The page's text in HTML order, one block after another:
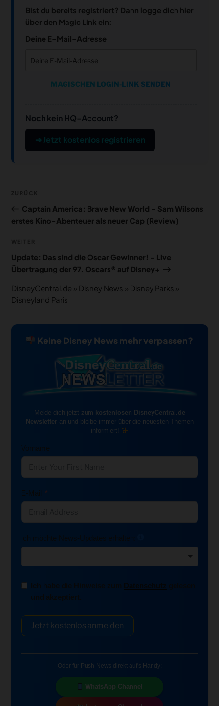
Bist du bereits registriert? Dann logge dich hier
über den Magic Link ein:
Deine E-Mail-Adresse
MAGISCHEN LOGIN-LINK SENDEN
Noch kein HQ-Account?
➔ Jetzt kostenlos registrieren
BeitragCaptain America: Brave New World – Sam Wilsons
erstes Kino-Abenteuer als neuer Cap (Review)
Beitrag
Update: Das sind die Oscar Gewinner! – Live
Übertragung der 97. Oscars® auf Disney+
DisneyCentral.de » Disney News » Disney Parks »
Disneyland Paris
Keine Disney News mehr verpassen?
Melde dich jetzt zum kostenlosen DisneyCentral.de
Newsletteran und bleibe immer über die neuesten Themen
informiert!
Vorname
E-Mail
Ich möchte News-Updates erhalten:
Ich habe die Hinweise zum Datenschutz
und akzeptiert.
Jetzt kostenlos anmelden
Oder für Push-News direkt auf's Handy:
WhatsApp Channel